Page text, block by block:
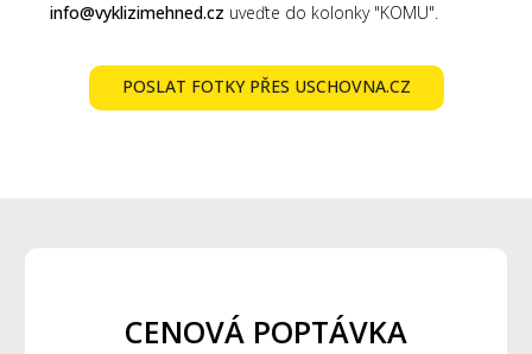
info@vyklizimehned.cz uveďte do kolonky "KOMU".
POSLAT FOTKY PŘES USCHOVNA.CZ
CENOVÁ POPTÁVKA